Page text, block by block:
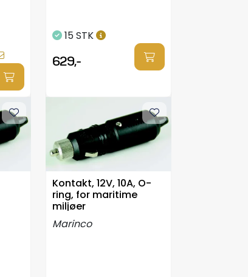
15 STK
629,-
Kontakt, 12V, 10A, O-
ring, for maritime
miljøer
Marinco